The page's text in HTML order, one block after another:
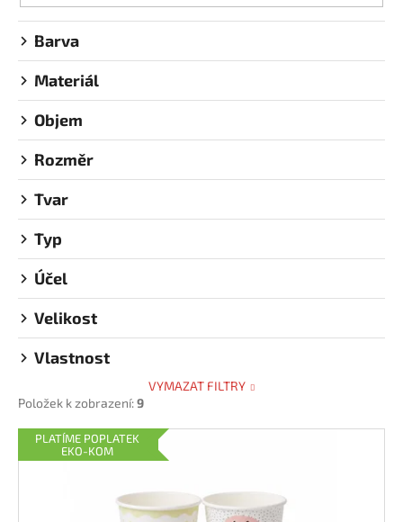
r
o
d
u
k
t
ů
Barva
Materiál
Objem
Rozměr
Tvar
Typ
Účel
Velikost
Vlastnost
VYMAZAT FILTRY
Položek k zobrazení:9
ý
PLATÍME POPLATEK
EKO-KOM
o
o
u
u
e
e
PAPÍROVÁ
NA
PÁREK
V
ROHLÍKU
HNĚDÁ